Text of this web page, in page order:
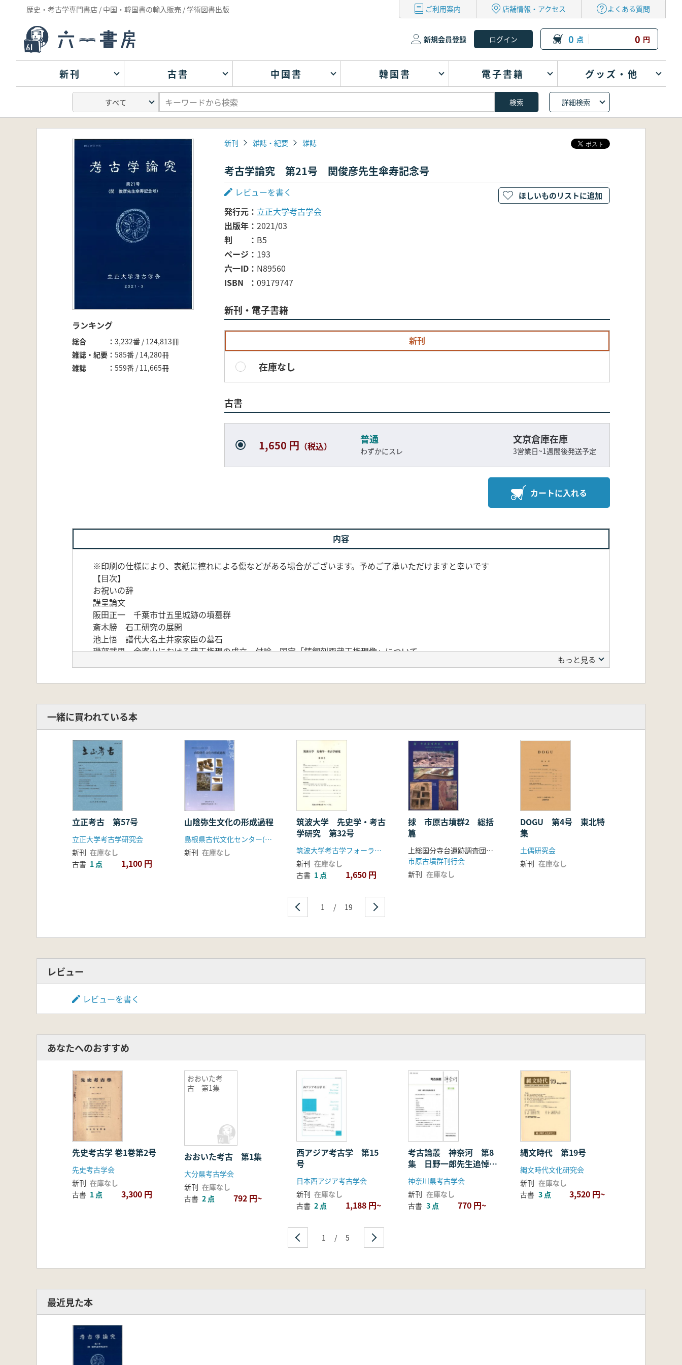
歴史・考古学専門書店 / 中国・韓国書の輸入販売 / 学術図書出版 ご利用案内 店舗情報・アクセス よくある質問
新規会員登録 0 点 0 円
新刊 古書 中国書 韓国書 電子書籍 グッズ・他
詳細検索
ランキング
総合
3,232番 / 124,813冊
雑誌・紀要
585番 / 14,280冊
雑誌
559番 / 11,665冊
新刊 雑誌・紀要 雑誌
考古学論究 第21号 関俊彦先生傘寿記念号
レビューを書く
発行元
立正大学考古学会
出版年
2021/03
判
B5
ページ
193
六一ID
N89560
ISBN
09179747
新刊・電子書籍
新刊
在庫なし
古書
1,650 円 （税込）
普通
わずかにスレ
文京倉庫在庫
3営業日~1週間後発送予定
カートに入れる
ほしいものリストに追加
内容
※印刷の仕様により、表紙に擦れによる傷などがある場合がございます。予めご了承いただけますと幸いです
【目次】
お祝いの辞
謹呈論文
阪田正一 千葉市廿五里城跡の墳墓群
斎木勝 石工研究の展開
池上悟 譜代大名土井家家臣の墓石
磯部武男 金峯山における蔵王権現の成立 付論 国宝「鋳飼刻画蔵王権現像」について
遠藤栄一 北東北のキリシタンとその痕跡 岩手県奥州市の出土メダイと伝世メダイ
本間岳人 伊豆安山岩製層塔考
紺野英一 土製模造鏡小考
もっと見る
一緒に買われている本
立正考古 第57号
立正大学考古学研究会
新刊 在庫なし
古書 1 点 1,100 円
山陰弥生文化の形成過程
島根県古代文化センター(島根県文化財愛護協会)
新刊 在庫なし
筑波大学 先史学・考古
学研究 第32号
筑波大学考古学フォーラム(筑波大学人文社会ビジネス科学学術院 人文社会科学研究群 人文学学位プログラム 歴史・人類学サブプログラム)
新刊 在庫なし
古書 1 点 1,650 円
捄 市原古墳群2 総括
篇
上総国分寺台遺跡調査団 編
市原古墳群刊行会
新刊 在庫なし
DOGU 第4号 東北特
集
土偶研究会
新刊 在庫なし
1 / 19
レビュー
レビューを書く
あなたへのおすすめ
先史考古学 巻1巻第2号
先史考古学会
新刊 在庫なし
古書 1 点 3,300 円
おおいた考
古 第1集
おおいた考古 第1集
大分県考古学会
新刊 在庫なし
古書 2 点 792 円~
西アジア考古学 第15
号
日本西アジア考古学会
新刊 在庫なし
古書 2 点 1,188 円~
考古論叢 神奈河 第8
集 日野一郎先生追悼記
念号
神奈川県考古学会
新刊 在庫なし
古書 3 点 770 円~
縄文時代 第19号
縄文時代文化研究会
新刊 在庫なし
古書 3 点 3,520 円~
1 / 5
最近見た本